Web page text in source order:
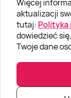
Więcej
aktualizacji
tutaj: Polityka
dowiedzieć
Twoje dane
Dodaj recenzję
Informacje
GRUPA „SUPER